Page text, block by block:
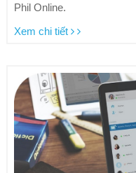
Phil Online.
Xem chi tiết